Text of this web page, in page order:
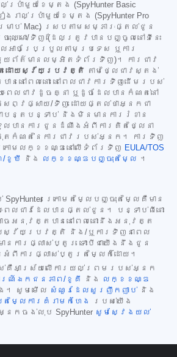
ល់ប្រាំមួយខែម្តង (SpyHunter Basic
ៀងរាល់ប្រាំមួយខែម្តង (SpyHunter Pro
សម្រាប់ Mac) ស្របតាមសម្ភារៈផ្តល់ជូន
មោះ/ទិញ (ដែលត្រូវបានបញ្ចូលនៅទីនេះ
អាចប្រែប្រួលតាមប្រទេស ឬការ
ព័ត៌មានលម្អិតទំព័រទិញ)។ ការជាវ
ដោយស្វ័យប្រវត្តិ តាមថ្លៃជាវស្តង់
ននៅពេលនោះ នៅពេលជាវការទិញដើមរបស់
េលជាវដូចគ្នា ឬដូចដែលបានកំណត់នៅ
ព្វផ្សាយ/ទិញ ដោយផ្តល់ថាអ្នកជា
បន្តបន្ទាប់ និងមិនមានការរំខាន
បានការជូនដំណឹងអំពីការគិតថ្លៃនា
តកំណត់នៃការជាវរបស់អ្នក។ ការទិញ
ក្រោមលក្ខខណ្ឌនៅលើទំព័រទិញ EULA/TOS
/ខូឃី
និង លក្ខខណ្ឌបញ្ចុះតម្លៃ ។
ក្រោមតម្លៃបញ្ចុះតម្លៃគឺមាន
េលជាវដែលបានផ្តល់ជូន។ បន្ទាប់ពីនោះ
ចអនុវត្តបាននៅពេលនោះនឹងអនុវត្ត
ស្វ័យប្រវត្តិ និង/ឬការទិញនាពេល
នការផ្លាស់ប្តូរ ទោះបីជាយើងនឹងជូន
ពីការផ្លាស់ប្តូរតម្លៃក៏ដោយ។
ងអស់គឺអាស្រ័យលើការយល់ព្រមរបស់អ្នក
រណ៍ឯកជនភាព/ខូគី និង
លក្ខខណ្ឌ
។ សូមមើល សំណួរដែលសួរញឹកញាប់ និង
លៃការគំរាមកំហែង
របស់យើង
កចង់លុប SpyHunter សូមស្វែងយល់